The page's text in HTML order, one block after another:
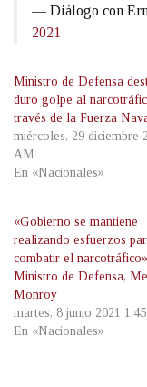
— Diálogo con
2021
Ministro de Defensa
duro golpe al
través de la Fuerza
miércoles, 29 diciembre
AM
En «Nacionales»
«Gobierno se mantiene
realizando esfuerzos
combatir el
Ministro de Defensa,
Monroy
martes, 8 junio 2021
En «Nacionales»